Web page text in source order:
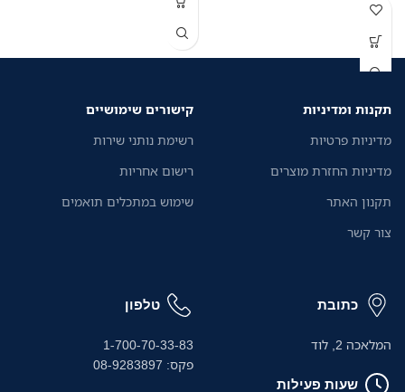
תקנות ומדיניות
מדיניות פרטיות
מדיניות החזרת מוצרים
תקנון האתר
צור קשר
קישורים שימושיים
רשימת נותני שירות
רישום אחריות
שימוש במתכלים תואמים
כתובת
המלאכה 2, לוד
שעות פעילות
טלפון
1-700-70-33-83
פקס: 08-9283897